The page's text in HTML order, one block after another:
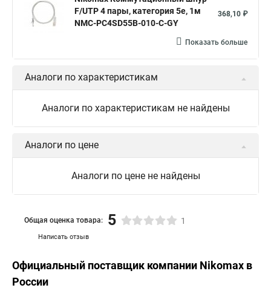
F/UTP 4 пары, категория 5е, 1м
NMC-PC4SD55B-010-C-GY
368,10 ₽
Показать больше
Аналоги по характеристикам
Аналоги по характеристикам не найдены
Аналоги по цене
Аналоги по цене не найдены
Написать отзыв
Общая оценка товара: 5 1
Официальный поставщик компании Nikomax в
России